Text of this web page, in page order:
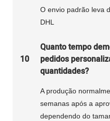
O envio padrão leva
DHL
10
Quanto tempo
pedidos
quantidades?
A produção
semanas após a
dependendo do